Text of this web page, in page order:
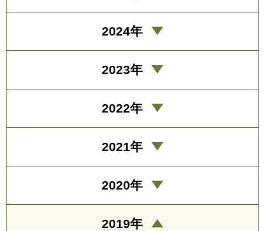
2024年
2023年
2022年
2021年
2020年
2019年